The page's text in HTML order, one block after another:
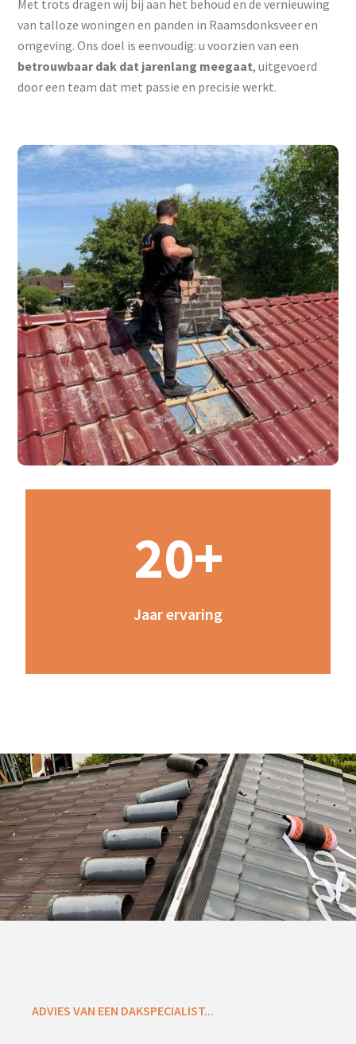
Met trots dragen wij bij aan het behoud en de vernieuwing
van talloze woningen en panden in Raamsdonksveer en
omgeving. Ons doel is eenvoudig: u voorzien van een
betrouwbaar dak dat jarenlang meegaat, uitgevoerd
door een team dat met passie en precisie werkt.
20+
Jaar ervaring
ADVIES VAN EEN DAKSPECIALIST...